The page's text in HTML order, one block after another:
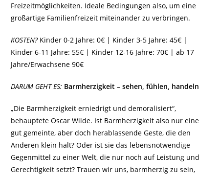
Freizeitmöglichkeiten. Ideale Bedingungen also, um eine
großartige Familienfreizeit miteinander zu verbringen.
KOSTEN?Kinder 0-2 Jahre: 0€ | Kinder 3-5 Jahre: 45€ |
Kinder 6-11 Jahre: 55€ | Kinder 12-16 Jahre: 70€ | ab 17
Jahre/Erwachsene 90€
DARUM GEHT ES: Barmherzigkeit – sehen, fühlen, handeln
„Die Barmherzigkeit erniedrigt und demoralisiert“,
behauptete Oscar Wilde. Ist Barmherzigkeit also nur eine
gut gemeinte, aber doch herablassende Geste, die den
Anderen klein hält? Oder ist sie das lebensnotwendige
Gegenmittel zu einer Welt, die nur noch auf Leistung und
Gerechtigkeit setzt? Trauen wir uns, barmherzig zu sein,